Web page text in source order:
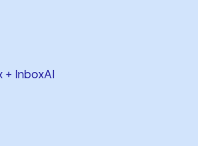
+ InboxAI